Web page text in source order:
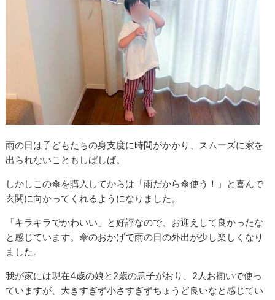
雨の日は子どもたちの身支度に時間がかかり、スムーズに家を
出られないこともしばしば。
しかしこの傘を購入してからは「雨だから傘使う！」と喜んで
玄関に向かってくれるようになりました。
「キラキラでかわいい」と好評なので、お迎えして良かったな
と感じています。傘のおかげで雨の日の外出が少し楽しくなり
ました。
我が家には現在4歳の娘と2歳の息子がおり、2人お揃いで使っ
ていますが、大きすぎず小さすぎずちょうど良いなと感じてい